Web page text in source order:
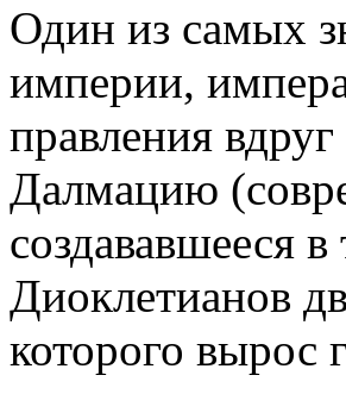
Один из самых
империи,
правления
Далмацию
создававшееся
Диоклетианов
которого вырос